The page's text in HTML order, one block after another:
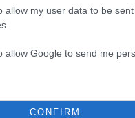
allow my user data to be
allow Google to send me
CONFIRM